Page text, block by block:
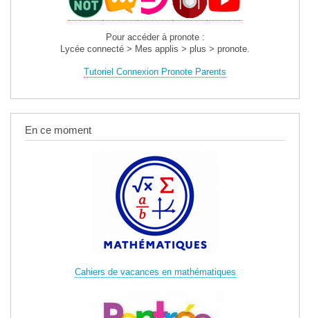
Pour accéder à pronote :
Lycée connecté > Mes applis > plus > pronote.
Tutoriel Connexion Pronote Parents
En ce moment
Cahiers de vacances en mathématiques